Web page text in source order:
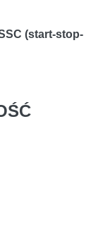
(start-stop-